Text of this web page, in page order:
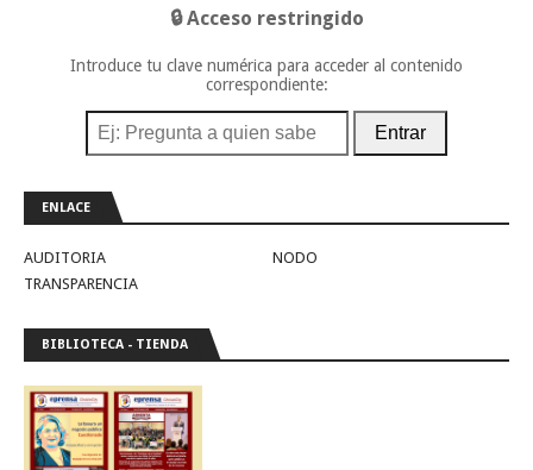
🔒 Acceso restringido
Introduce tu clave numérica para acceder al contenido
correspondiente:
Entrar
ENLACE
AUDITORIA
NODO
TRANSPARENCIA
BIBLIOTECA - TIENDA